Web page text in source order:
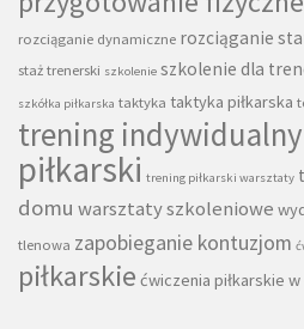
rozciąganie dynamiczne rozciąganie
staż trenerski szkolenie szkolenie dla
szkółka piłkarska taktyka taktyka piłkarska
trening indywidualny
piłkarski trening piłkarski warsztaty
domu warsztaty szkoleniowe
tlenowa zapobieganie kontuzjom
piłkarskie ćwiczenia piłkarskie w